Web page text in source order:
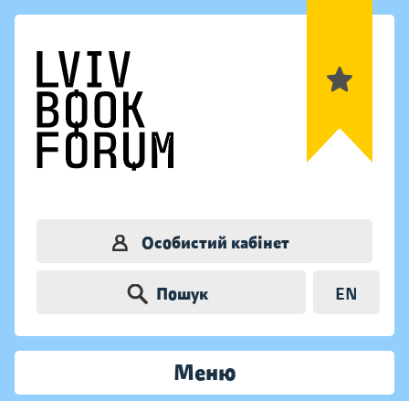
Особистий кабінет
Пошук EN
Меню